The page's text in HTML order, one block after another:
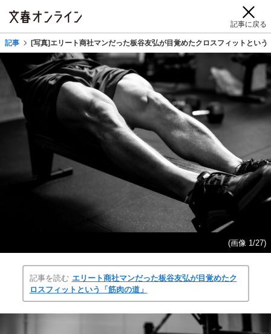
記事に戻る
記事 [写真]エリート商社マンだった板谷友弘が目覚めたクロスフィットという
(画像 1/27)
記事を読む エリート商社マンだった板谷友弘が目覚めたク
ロスフィットという「筋肉の道」